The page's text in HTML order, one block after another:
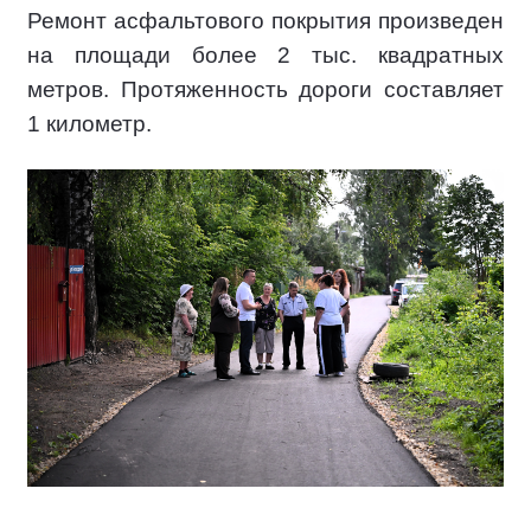
Ремонт асфальтового покрытия произведен
на площади более 2 тыс. квадратных
метров. Протяженность дороги составляет
1 километр.